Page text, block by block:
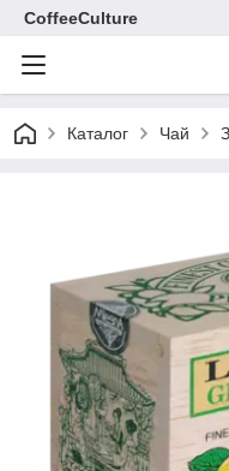
CoffeeCulture
Каталог Чай